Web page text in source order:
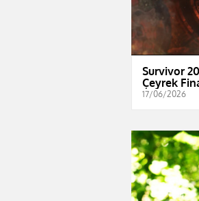
Survivor
Çeyrek
17/06/2026